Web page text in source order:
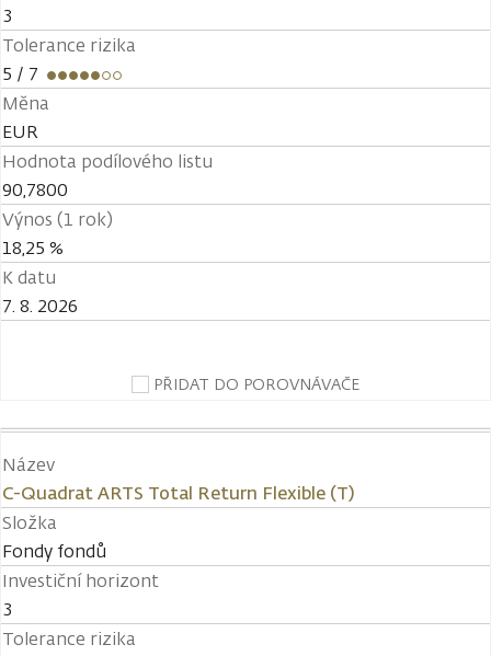
3
Tolerance rizika
5 / 7
Měna
EUR
Hodnota podílového listu
90,7800
Výnos (1 rok)
18,25 %
K datu
7. 8. 2026
PŘIDAT DO POROVNÁVAČE
Název
C-Quadrat ARTS Total Return Flexible (T)
Složka
Fondy fondů
Investiční horizont
3
Tolerance rizika